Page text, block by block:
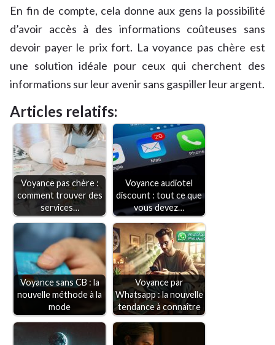
En fin de compte, cela donne aux gens la possibilité
d’avoir accès à des informations coûteuses sans
devoir payer le prix fort. La voyance pas chère est
une solution idéale pour ceux qui cherchent des
informations sur leur avenir sans gaspiller leur argent.
Articles relatifs:
Voyance pas chère :
comment trouver des
services…
Voyance audiotel
discount : tout ce que
vous devez…
Voyance sans CB : la
nouvelle méthode à la
mode
Voyance par
Whatsapp : la nouvelle
tendance à connaître